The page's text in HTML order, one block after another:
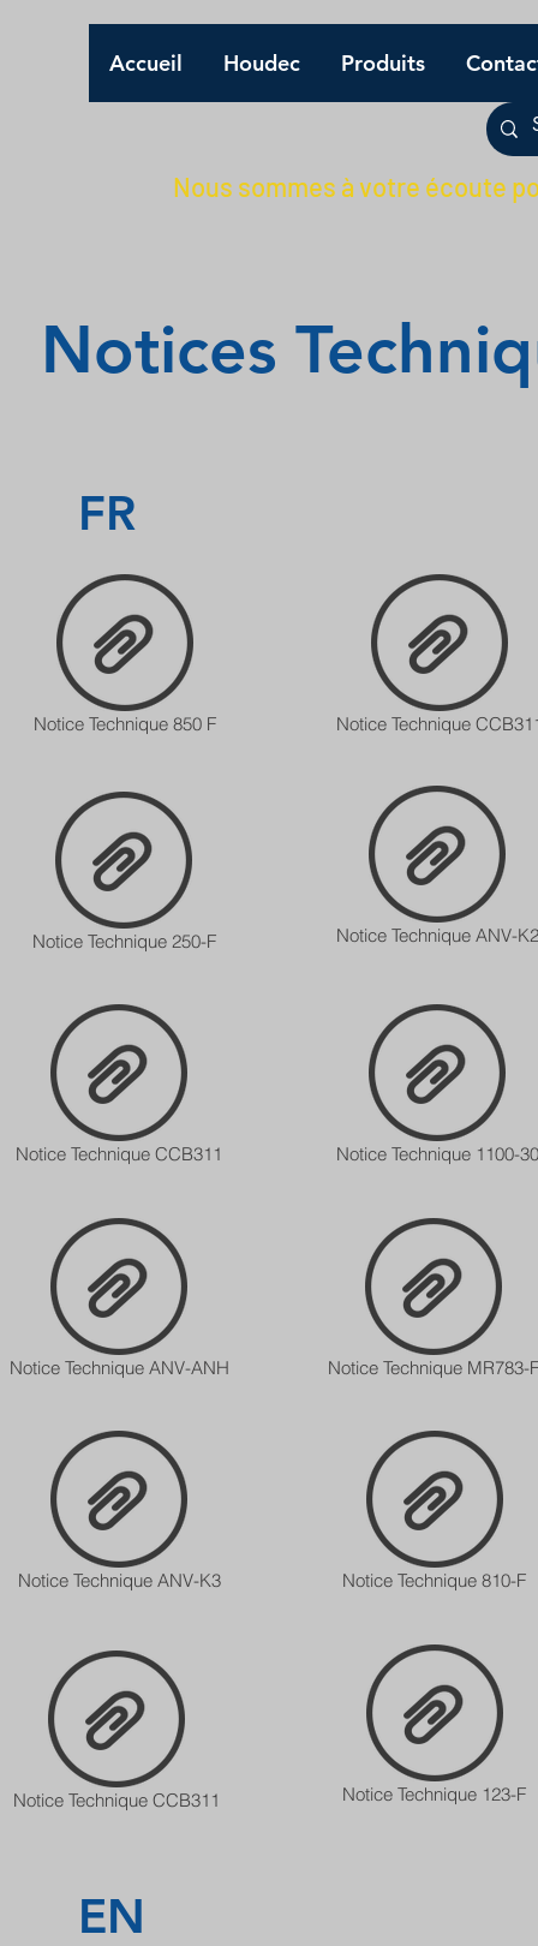
Accueil Houdec Produits
Nous sommes à votre écoute
Notices
FR
Notice Technique 850 F Notice Technique
Notice Technique ANV-K2
Notice Technique 250-F
Notice Technique CCB311 Notice Technique 1100-30
Notice Technique ANV-ANH Notice Technique MR783-F
Notice Technique ANV-K3 Notice Technique 810-F
Notice Technique CCB311 Notice Technique 123-F
EN